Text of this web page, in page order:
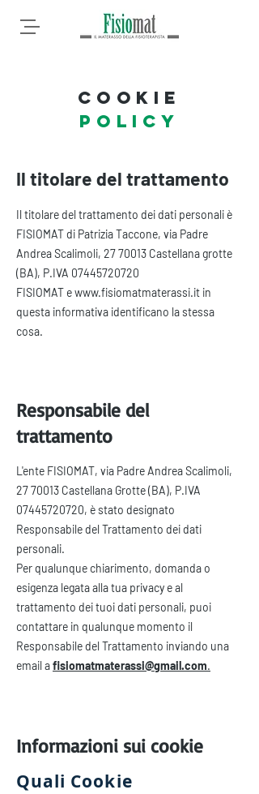
cookie
policy
Il titolare del trattamento
Il titolare del trattamento dei dati personali è
FISIOMAT di Patrizia Taccone, via Padre
Andrea Scalimoli, 27 70013 Castellana grotte
(BA), P.IVA 07445720720
FISIOMAT ewww.fisiomatmaterassi.it in
questa informativa identificano la stessa
cosa.
Responsabile del
trattamento
L'ente FISIOMAT, via Padre Andrea Scalimoli,
27 70013 Castellana Grotte (BA), P.IVA
07445720720, è stato designato
Responsabile del Trattamento dei dati
personali.
Per qualunque chiarimento, domanda o
esigenza legata alla tua privacy e al
trattamento dei tuoi dati personali, puoi
contattare in qualunque momento il
Responsabile del Trattamento inviando una
email afisiomatmaterassi@gmail.com.
Informazioni sui cookie
Quali Cookie